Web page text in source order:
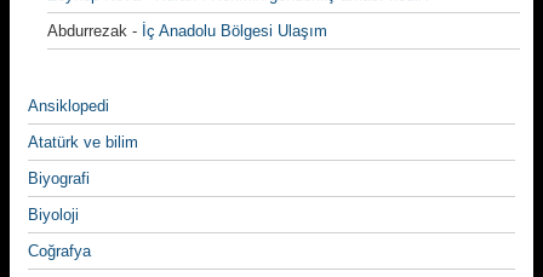
Abdurrezak - İç Anadolu Bölgesi Ulaşım
Ansiklopedi
Atatürk ve bilim
Biyografi
Biyoloji
Coğrafya